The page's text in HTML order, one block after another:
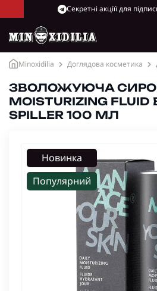
Cекретні акціїї для
Minoxidilia Доглядова косметика
ЗВОЛОЖУЮЧА
MOISTURIZING FLUID
SPILLER 100 МЛ
Новинка
Популярний